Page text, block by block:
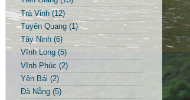
Trà Vinh (12)
Tuyên Quang (1)
Tây Ninh (6)
Vĩnh Long (5)
Vĩnh Phúc (2)
Yên Bái (2)
Đà Nẵng (5)